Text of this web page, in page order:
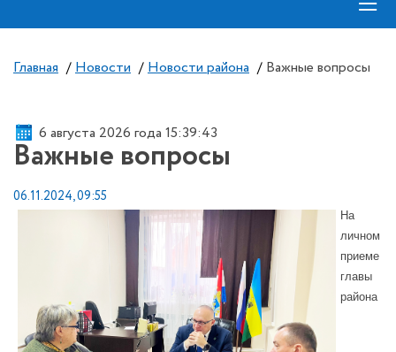
Главная / Новости / Новости района / Важные вопросы
6 августа 2026 года 15:39:43
Важные вопросы
06.11.2024, 09:55
На
личном
приеме
главы
района